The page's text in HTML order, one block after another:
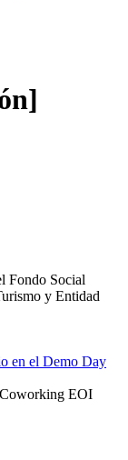
Fondo Social
y Entidad
en el Demo Day
Coworking EOI
sus ideas de